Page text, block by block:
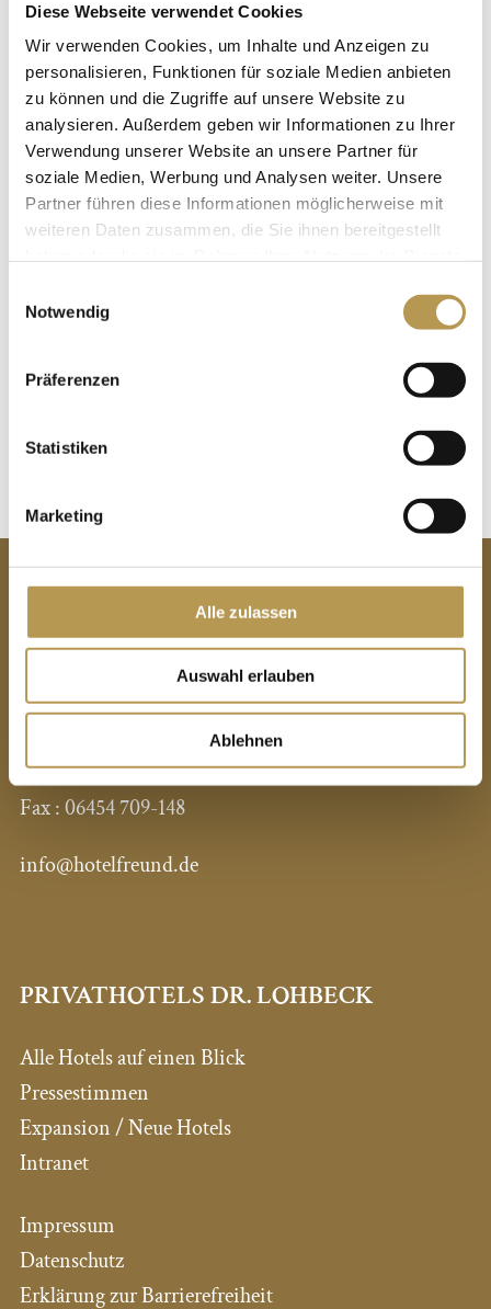
Diese Webseite verwendet Cookies
Wir verwenden Cookies, um Inhalte und Anzeigen zu
personalisieren, Funktionen für soziale Medien anbieten
zu können und die Zugriffe auf unsere Website zu
analysieren. Außerdem geben wir Informationen zu Ihrer
Verwendung unserer Website an unsere Partner für
soziale Medien, Werbung und Analysen weiter. Unsere
Partner führen diese Informationen möglicherweise mit
weiteren Daten zusammen, die Sie ihnen bereitgestellt
Notwendig
Präferenzen
Statistiken
Marketing
Alle zulassen
Auswahl erlauben
Ablehnen
Saunalandschaft
kostenfreie Nutzung von Fitnessbereich
Wellnesstasche mit Bademantel, Badeschlappen &
Handtücher für den Ihren Aufenthalt
kostenfreies WLAN
Das Retreat beeinhaltet alle FREUND Inklusivleistungen
sowie die Halbpension.
Preis:ab 571 Euro
KONTAKT
Hotel Freund
34516 Oberorke
Telefon :06454 709 - 0
Fax :06454 709-148
info@hotelfreund.de
PRIVATHOTELS DR. LOHBECK
Alle Hotels auf einen Blick
Pressestimmen
Expansion / Neue Hotels
Intranet
Impressum
Datenschutz
Erklärung zur Barrierefreiheit